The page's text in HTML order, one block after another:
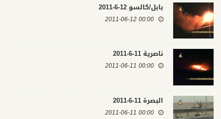
بابل/كالسو 12-6-2011
00:00 2011-06-12
ناصرية 11-6-2011
00:00 2011-06-11
البصرة 11-6-2011
00:00 2011-06-11